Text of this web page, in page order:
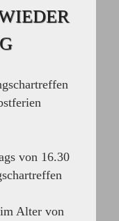
von 16.30
Alter von